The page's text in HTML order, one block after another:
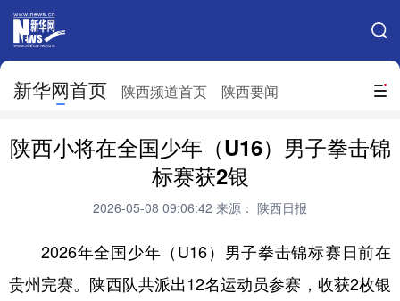
搜索
新华网首页 陕西频道首页 陕西要闻
网站地图
北京 天津 山西
吉林 上海
山东 河南 湖北 湖南
陕西小将在全国少年（U16）男子拳击锦
标赛获2银
2026-05-08 09:06:42 来源： 陕西日报
2026年全国少年（U16）男子拳击锦标赛日前在
贵州完赛。陕西队共派出12名运动员参赛，收获2枚银